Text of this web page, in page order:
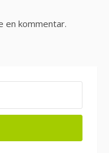
en kommentar.